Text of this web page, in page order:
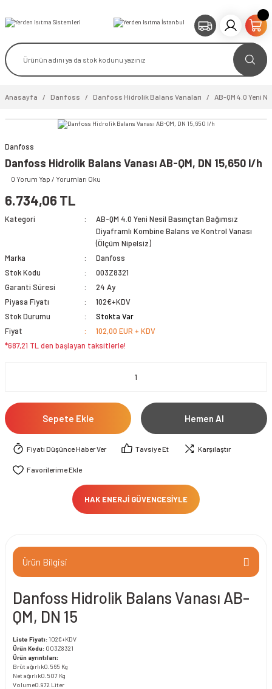
Anasayfa Danfoss Danfoss Hidrolik Balans Vanaları AB-QM 4.0 Yeni
Danfoss
Danfoss Hidrolik Balans Vanası AB-QM, DN 15,650 l/h
0 Yorum Yap / Yorumları Oku
6.734,06 TL
Kategori
AB-QM 4.0 Yeni Nesil Basınçtan Bağımsız
Diyaframlı Kombine Balans ve Kontrol Vanası
(Ölçüm Nipelsiz)
Marka
Danfoss
Stok Kodu
003Z8321
Garanti Süresi
24 Ay
Piyasa Fiyatı
102€+KDV
Stok Durumu
Stokta Var
Fiyat
102,00 EUR + KDV
*687,21 TL den başlayan taksitlerle!
Sepete Ekle Hemen Al
Fiyatı Düşünce Haber Ver Tavsiye Et Karşılaştır
HAK ENERJİ GÜVENCESİYLE
Ürün Bilgisi
Danfoss Hidrolik Balans Vanası AB-
QM, DN 15
Liste Fiyatı: 102€+KDV
Ürün Kodu: 003Z8321
Ürün ayrıntıları:
Brüt ağırlık0.565 Kg
Net ağırlık0.507 Kg
Volume0.972 Liter